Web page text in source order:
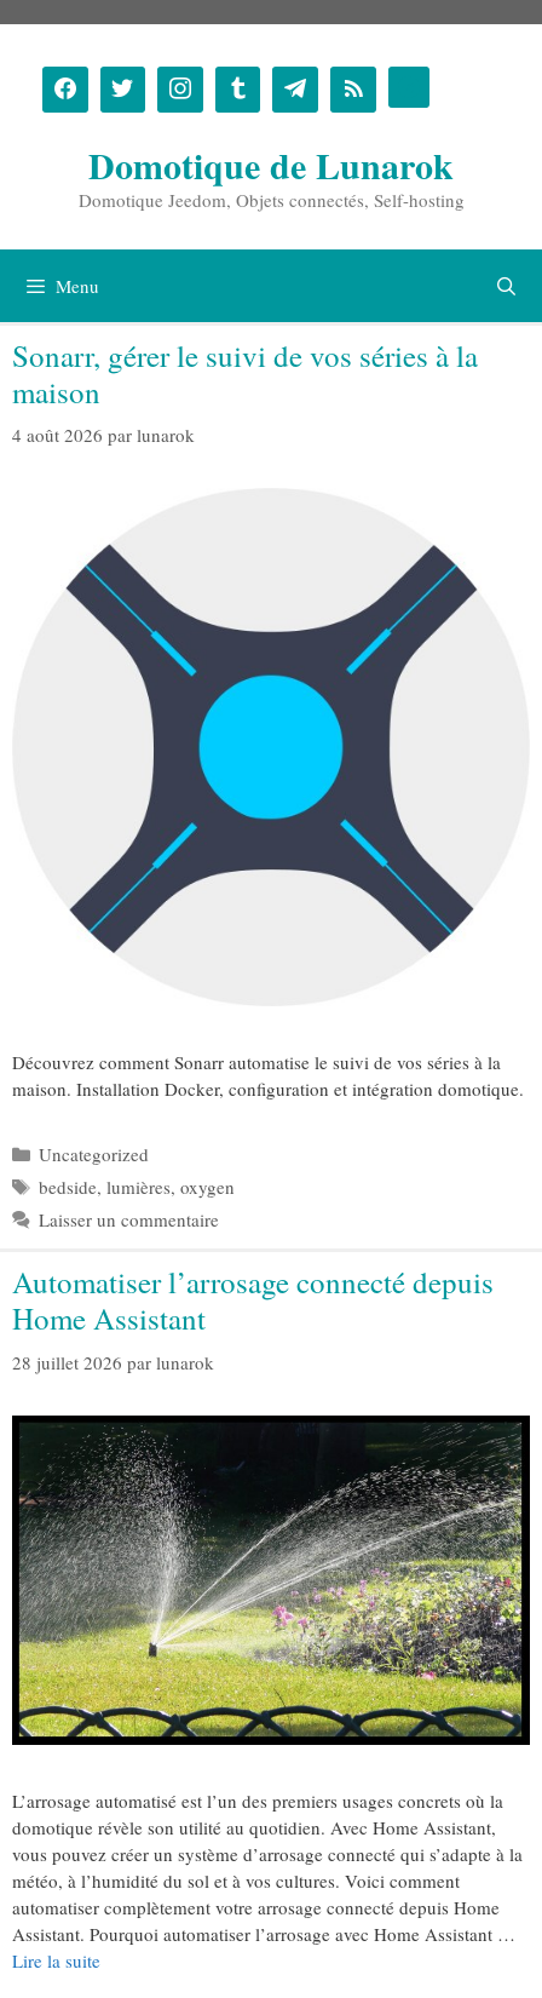
contenu
Domotique de Lunarok
Domotique Jeedom, Objets connectés, Self-hosting
Menu
Sonarr, gérer le suivi de vos séries à la
maison
4 août 2026 par lunarok
Découvrez comment Sonarr automatise le suivi de vos séries à la
maison. Installation Docker, configuration et intégration domotique.
Catégories
Uncategorized
Étiquettes
bedside, lumières, oxygen
Laisser un commentaire
Automatiser l’arrosage connecté depuis
Home Assistant
28 juillet 2026 par lunarok
L’arrosage automatisé est l’un des premiers usages concrets où la
domotique révèle son utilité au quotidien. Avec Home Assistant,
vous pouvez créer un système d’arrosage connecté qui s’adapte à la
météo, à l’humidité du sol et à vos cultures. Voici comment
automatiser complètement votre arrosage connecté depuis Home
Assistant. Pourquoi automatiser l’arrosage avec Home Assistant …
Lire la suite